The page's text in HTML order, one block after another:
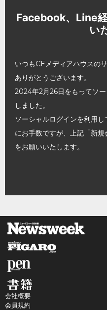
Facebook、Line
い
いつもCEメディアハウスの
ありがとうございます。
2024年2月26日をもってソ
しました。
ソーシャルログインを利用
にお手数ですが、上記「新
をお願いいたします。
会社概要
会員規約